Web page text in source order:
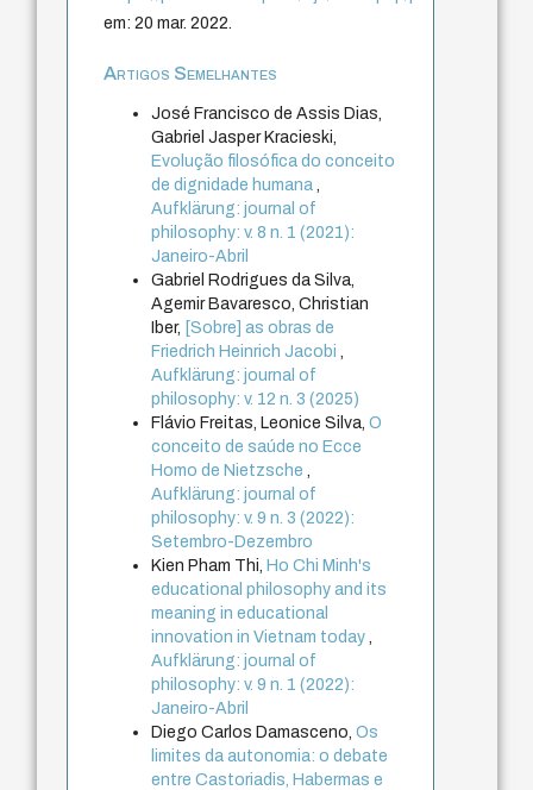
em: 20 mar. 2022.
Artigos Semelhantes
José Francisco de Assis Dias,
Gabriel Jasper Kracieski,
Evolução filosófica do conceito
de dignidade humana
Aufklärung: journal of
philosophy: v. 8 n. 1 (2021):
Janeiro-Abril
Gabriel Rodrigues da Silva,
Agemir Bavaresco, Christian
Iber, [Sobre] as obras de
Friedrich Heinrich Jacobi
Aufklärung: journal of
philosophy: v. 12 n. 3 (2025)
Flávio Freitas, Leonice Silva,O
conceito de saúde no Ecce
Homo de Nietzsche
Aufklärung: journal of
philosophy: v. 9 n. 3 (2022):
Setembro-Dezembro
Kien Pham Thi,Ho Chi Minh's
educational philosophy and its
meaning in educational
innovation in Vietnam today
Aufklärung: journal of
philosophy: v. 9 n. 1 (2022):
Janeiro-Abril
Diego Carlos Damasceno,Os
limites da autonomia: o debate
entre Castoriadis, Habermas e